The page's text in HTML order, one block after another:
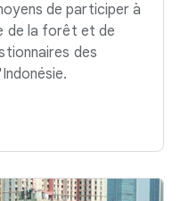
de participer à
de la forêt et de
des